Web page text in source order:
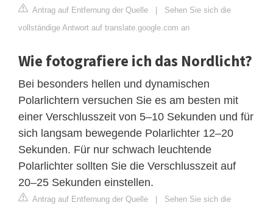
Antrag auf Entfernung der Quelle | Sehen Sie sich die
vollständige Antwort auf translate.google.com an
Wie fotografiere ich das Nordlicht?
Bei besonders hellen und dynamischen
Polarlichtern versuchen Sie es am besten mit
einer Verschlusszeit von 5–10 Sekunden und für
sich langsam bewegende Polarlichter 12–20
Sekunden. Für nur schwach leuchtende
Polarlichter sollten Sie die Verschlusszeit auf
20–25 Sekunden einstellen.
Antrag auf Entfernung der Quelle | Sehen Sie sich die